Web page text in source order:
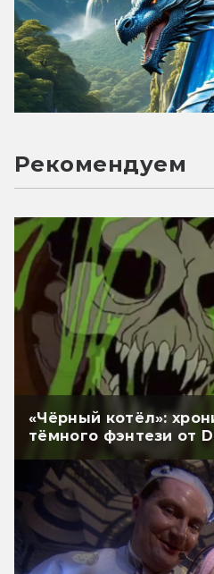
Рекомендуем
«Чёрный котёл»:
тёмного фэнтези от